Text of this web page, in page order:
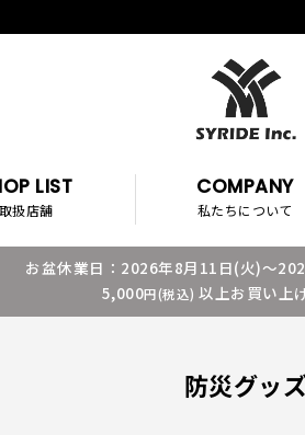
LIST
扱店舗
COMPANY
私たちについて
お盆休業日：2026年8月11日(火)～
5,000円(税込) 以上お買い上
防災グッ